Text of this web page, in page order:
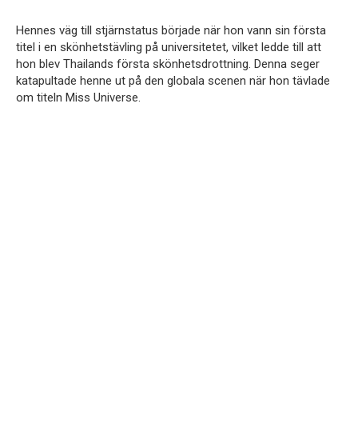
Hennes väg till stjärnstatus började när hon vann sin första
titel i en skönhetstävling på universitetet, vilket ledde till att
hon blev Thailands första skönhetsdrottning. Denna seger
katapultade henne ut på den globala scenen när hon tävlade
om titeln Miss Universe.